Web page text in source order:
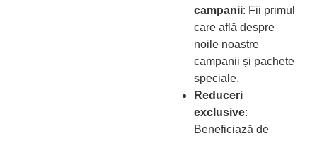
campanii: Fii primul
care află despre
noile noastre
campanii și pachete
speciale.
Reduceri
exclusive:
Beneficiază de